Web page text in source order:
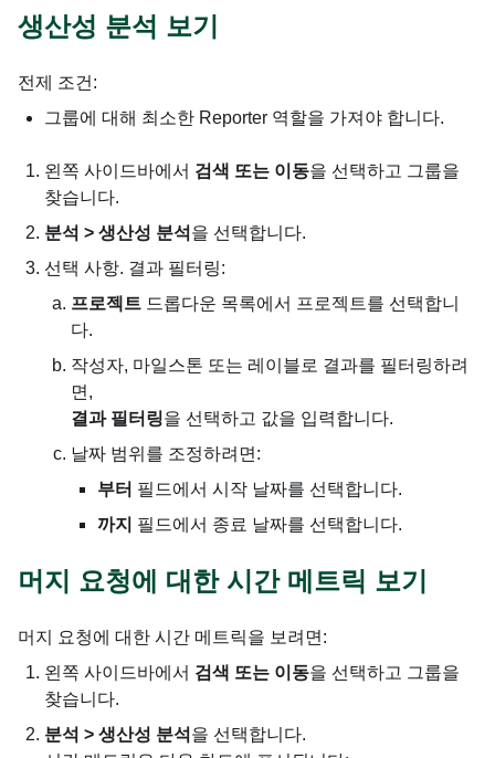
생산성 분석 보기
전제 조건:
그룹에 대해 최소한 Reporter 역할을 가져야 합니다.
왼쪽 사이드바에서 검색 또는 이동을 선택하고 그룹을
찾습니다.
분석 > 생산성 분석 을 선택합니다.
선택 사항. 결과 필터링:
프로젝트 드롭다운 목록에서 프로젝트를 선택합니
다.
작성자, 마일스톤 또는 레이블로 결과를 필터링하려
면,
결과 필터링을 선택하고 값을 입력합니다.
날짜 범위를 조정하려면:
부터 필드에서 시작 날짜를 선택합니다.
까지 필드에서 종료 날짜를 선택합니다.
머지 요청에 대한 시간 메트릭 보기
머지 요청에 대한 시간 메트릭을 보려면:
왼쪽 사이드바에서 검색 또는 이동을 선택하고 그룹을
찾습니다.
분석 > 생산성 분석 을 선택합니다.